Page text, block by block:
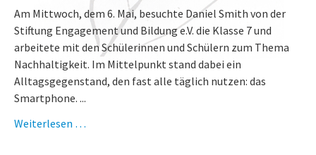
anders!
🎭
✨
Am Mittwoch, dem 6. Mai, besuchte Daniel Smith von der
Stiftung Engagement und Bildung e.V. die Klasse 7 und
arbeitete mit den Schülerinnen und Schülern zum Thema
Nachhaltigkeit. Im Mittelpunkt stand dabei ein
Alltagsgegenstand, den fast alle täglich nutzen: das
Smartphone. ...
Weiterlesen …